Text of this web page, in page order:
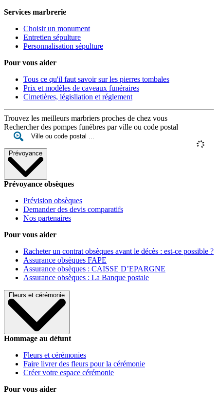
Services marbrerie
Choisir un monument
Entretien sépulture
Personnalisation sépulture
Pour vous aider
Tous ce qu'il faut savoir sur les pierres tombales
Prix et modèles de caveaux funéraires
Cimetières, législiation et réglement
Trouvez les meilleurs marbriers proches de chez vous
Rechercher des pompes funèbres par ville ou code postal
Prévoyance
Prévoyance obsèques
Prévision obsèques
Demander des devis comparatifs
Nos partenaires
Pour vous aider
Racheter un contrat obsèques avant le décès : est-ce possible ?
Assurance obsèques FAPE
Assurance obsèques : CAISSE D’EPARGNE
Assurance obsèques : La Banque postale
Fleurs et cérémonie
Hommage au défunt
Fleurs et cérémonies
Faire livrer des fleurs pour la cérémonie
Créer votre espace cérémonie
Pour vous aider